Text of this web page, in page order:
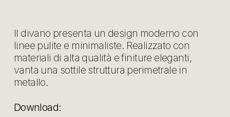
Download:
Il divano presenta un design moderno con
linee pulite e minimaliste. Realizzato con
materiali di alta qualità e finiture eleganti,
vanta una sottile struttura perimetrale in
metallo.